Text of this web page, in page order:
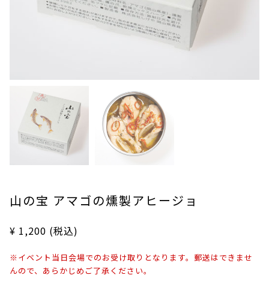
山の宝 アマゴの燻製アヒージョ
¥ 1,200 (税込)
※イベント当日会場でのお受け取りとなります。郵送はできませ
んので、あらかじめご了承ください。